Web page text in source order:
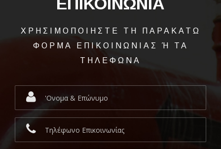
ΧΡΗΣΙΜΟΠΟΙΗΣΤΕ ΤΗ ΠΑΡΑΚΑΤΩ
ΦΟΡΜΑ ΕΠΙΚΟΙΝΩΝΙΑΣ Ή ΤΑ
ΤΗΛΕΦΩΝΑ